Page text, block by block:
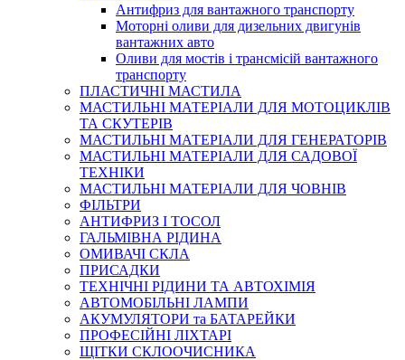
Антифриз для вантажного транспорту
Моторні оливи для дизельних двигунів
вантажних авто
Оливи для мостів і трансмісій вантажного
транспорту
ПЛАСТИЧНІ МАСТИЛА
МАСТИЛЬНІ МАТЕРІАЛИ ДЛЯ МОТОЦИКЛІВ
ТА СКУТЕРІВ
МАСТИЛЬНІ МАТЕРІАЛИ ДЛЯ ГЕНЕРАТОРІВ
МАСТИЛЬНІ МАТЕРІАЛИ ДЛЯ САДОВОЇ
ТЕХНІКИ
МАСТИЛЬНІ МАТЕРІАЛИ ДЛЯ ЧОВНІВ
ФІЛЬТРИ
АНТИФРИЗ І ТОСОЛ
ГАЛЬМІВНА РІДИНА
ОМИВАЧІ СКЛА
ПРИСАДКИ
ТЕХНІЧНІ РІДИНИ ТА АВТОХІМІЯ
АВТОМОБІЛЬНІ ЛАМПИ
АКУМУЛЯТОРИ та БАТАРЕЙКИ
ПРОФЕСІЙНІ ЛІХТАРІ
ЩІТКИ СКЛООЧИСНИКА